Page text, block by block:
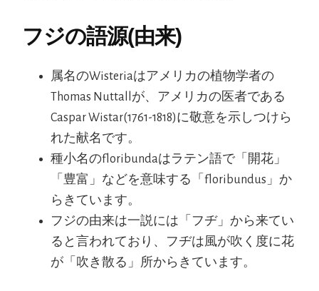
フジの語源(由来)
属名のWisteriaはアメリカの植物学者の
Thomas Nuttallが、アメリカの医者である
Caspar Wistar(1761-1818)に敬意を示しつけら
れた献名です。
種小名のfloribundaはラテン語で「開花」
「豊富」などを意味する「floribundus」か
らきています。
フジの由来は一説には「フヂ」から来てい
ると言われており、フヂは風が吹く度に花
が「吹き散る」所からきています。